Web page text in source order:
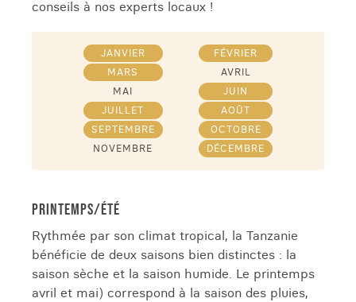
conseils à nos experts locaux !
JANVIER
FÉVRIER
MARS
AVRIL
MAI
JUIN
JUILLET
AOÛT
SEPTEMBRE
OCTOBRE
NOVEMBRE
DÉCEMBRE
PRINTEMPS/ÉTÉ
Rythmée par son climat tropical, la Tanzanie
bénéficie de deux saisons bien distinctes : la
saison sèche et la saison humide. Le printemps
avril et mai) correspond à la saison des pluies,